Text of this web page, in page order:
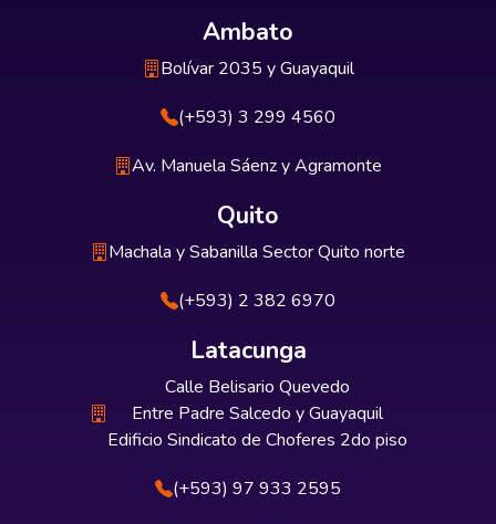
Ambato
Bolívar 2035 y Guayaquil
(+593) 3 299 4560
Av. Manuela Sáenz y Agramonte
Quito
Machala y Sabanilla Sector Quito norte
(+593) 2 382 6970
Latacunga
Calle Belisario Quevedo
Entre Padre Salcedo y Guayaquil
Edificio Sindicato de Choferes 2do piso
(+593) 97 933 2595